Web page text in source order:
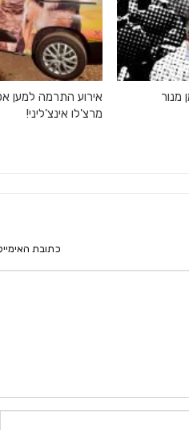
אירוע התרמה למען
מרצ'לו אינצ'ליני!
כתובת